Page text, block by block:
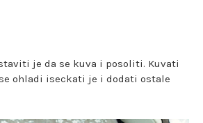
je da se kuva i posoliti. Kuvati
ohladi iseckati je i dodati ostale